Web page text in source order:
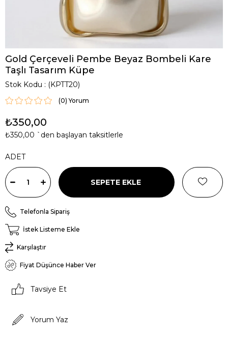
Gold Çerçeveli Pembe Beyaz Bombeli Kare
Taşlı Tasarım Küpe
Stok Kodu (KPTT20)
(0)
₺350,00
₺350,00 `den başlayan taksitlerle
ADET
Telefonla Sipariş
İstek Listeme Ekle
Karşılaştır
Fiyat Düşünce Haber Ver
Tavsiye Et
Yorum Yaz